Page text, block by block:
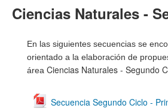
Ciencias Naturales -
En las siguientes secuencias se
orientado a la elaboración de
área Ciencias Naturales - Segundo
Secuencia Segundo Ciclo -